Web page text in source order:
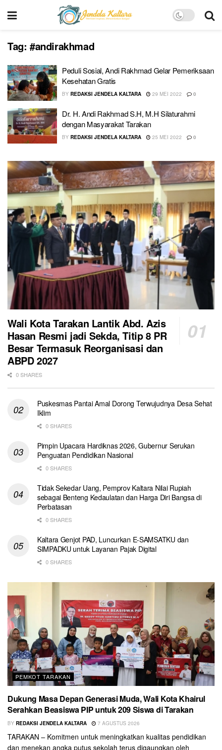
Tag: #andirakhmad
Peduli Sosial, Andi Rakhmad Gelar Pemeriksaan
Kesehatan Gratis
BY REDAKSI JENDELA KALTARA 29 MEI 2022 0
Dr. H. Andi Rakhmad S.H, M.H Silaturahmi
dengan Masyarakat Tarakan
BY REDAKSI JENDELA KALTARA 25 MEI 2022 0
Wali Kota Tarakan Lantik Abd. Azis
Hasan Resmi jadi Sekda, Titip 8 PR
Besar Termasuk Reorganisasi dan
ABPD 2027
0 SHARES
Puskesmas Pantai Amal Dorong Terwujudnya Desa Sehat
Iklim
0 SHARES
Pimpin Upacara Hardiknas 2026, Gubernur Serukan
Penguatan Pendidikan Nasional
0 SHARES
Tidak Sekedar Uang, Pemprov Kaltara Nilai Rupiah
sebagai Benteng Kedaulatan dan Harga Diri Bangsa di
Perbatasan
0 SHARES
Kaltara Genjot PAD, Luncurkan E-SAMSATKU dan
SIMPADKU untuk Layanan Pajak Digital
0 SHARES
PEMKOT TARAKAN
Dukung Masa Depan Generasi Muda, Wali Kota Khairul
Serahkan Beasiswa PIP untuk 209 Siswa di Tarakan
BY REDAKSI JENDELA KALTARA 7 AGUSTUS 2026
TARAKAN – Komitmen untuk meningkatkan kualitas pendidikan
dan menekan angka putus sekolah terus digaungkan oleh